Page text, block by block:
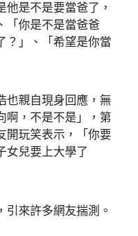
是不是要當爸了，
「你是不是當爸爸
？」、「希望是你當
也親自現身回應，無
啊，不是不是」，第
開玩笑表示，「你要
女兒要上大學了
來許多網友揣測。